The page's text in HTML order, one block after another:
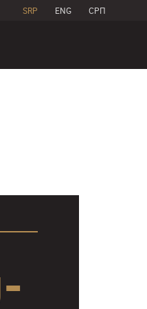
SRP ENG CPП